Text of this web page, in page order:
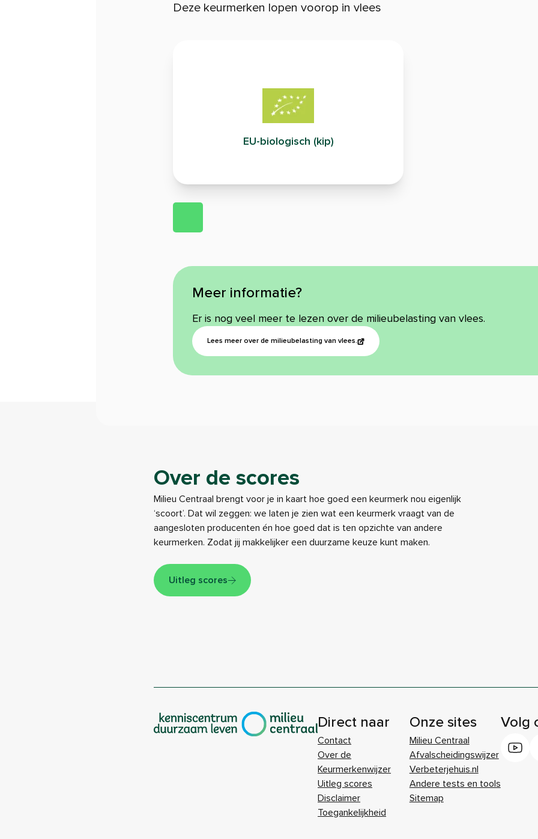
Deze keurmerken lopen voorop in vlees
EU-biologisch (kip)
Meer informatie?
Er is nog veel meer te lezen over de milieubelasting van vlees.
Lees meer over de milieubelasting van vlees.
Over de scores
Milieu Centraal brengt voor je in kaart hoe goed een keurmerk nou eigenlijk
‘scoort’. Dat wil zeggen: we laten je zien wat een keurmerk vraagt van de
aangesloten producenten én hoe goed dat is ten opzichte van andere
keurmerken. Zodat jij makkelijker een duurzame keuze kunt maken.
Uitleg scores
| Direct naar
Contact
Over de
Keurmerkenwijzer
Uitleg scores
Disclaimer
Toegankelijkheid
Onze sites
Milieu Centraal
Afvalscheidingswijzer
Verbeterjehuis.nl
Andere tests en tools
Sitemap
Volg